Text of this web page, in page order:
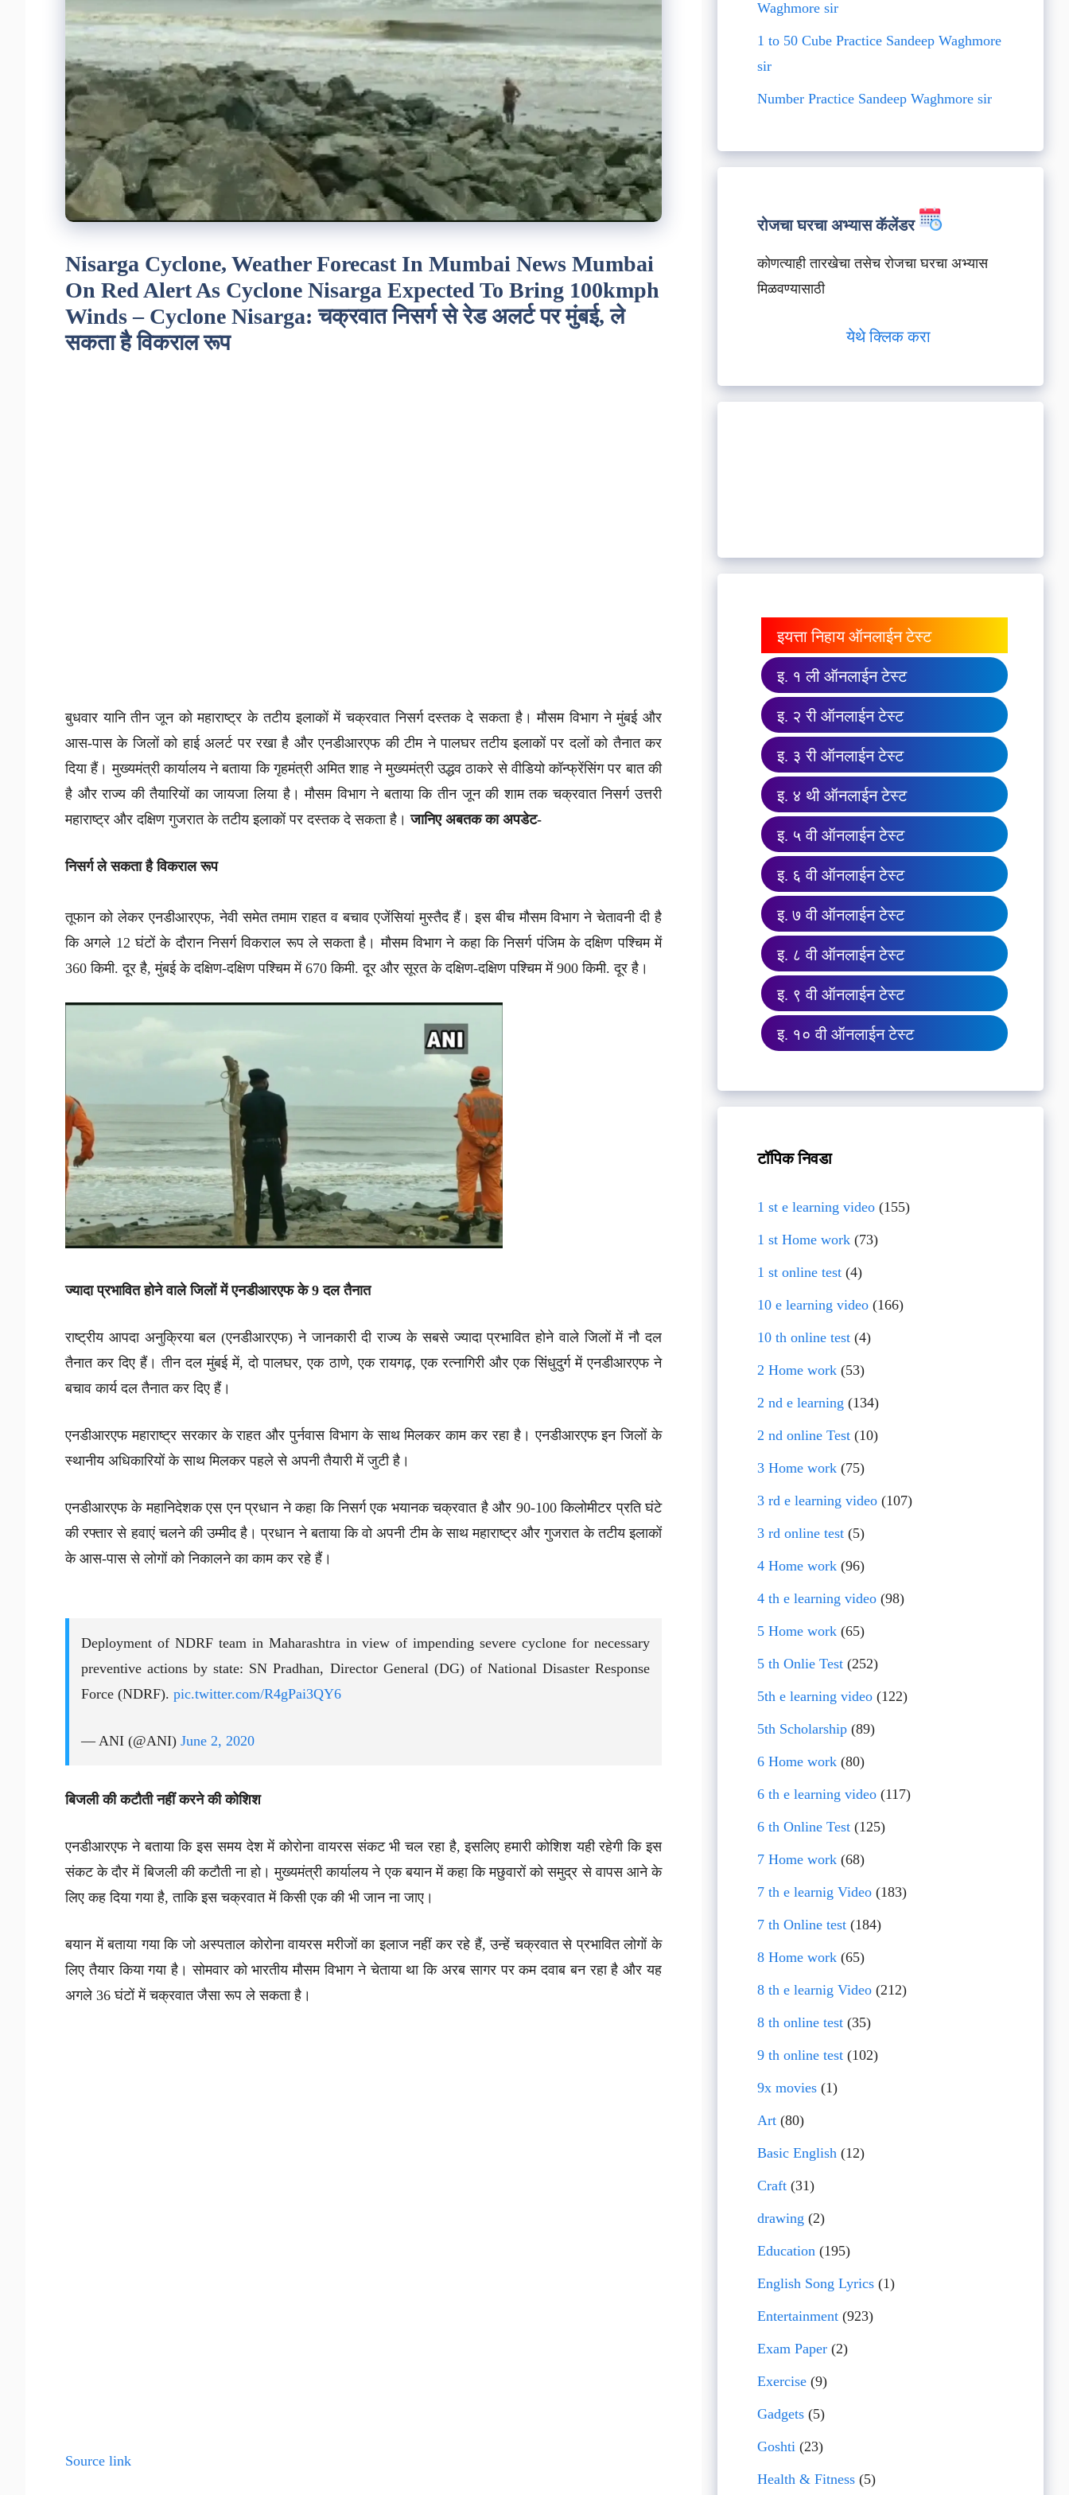
Nisarga Cyclone, Weather Forecast In Mumbai News Mumbai
On Red Alert As Cyclone Nisarga Expected To Bring 100kmph
Winds – Cyclone Nisarga: चक्रवात निसर्ग से रेड अलर्ट पर मुंबई, ले
सकता है विकराल रूप
बुधवार यानि तीन जून को महाराष्ट्र के तटीय इलाकों में चक्रवात निसर्ग दस्तक दे सकता है। मौसम विभाग ने मुंबई और
आस-पास के जिलों को हाई अलर्ट पर रखा है और एनडीआरएफ की टीम ने पालघर तटीय इलाकों पर दलों को तैनात कर
दिया हैं। मुख्यमंत्री कार्यालय ने बताया कि गृहमंत्री अमित शाह ने मुख्यमंत्री उद्धव ठाकरे से वीडियो कॉन्फ्रेंसिंग पर बात की
है और राज्य की तैयारियों का जायजा लिया है। मौसम विभाग ने बताया कि तीन जून की शाम तक चक्रवात निसर्ग उत्तरी
महाराष्ट्र और दक्षिण गुजरात के तटीय इलाकों पर दस्तक दे सकता है।जानिए अबतक का अपडेट-
निसर्ग ले सकता है विकराल रूप
तूफान को लेकर एनडीआरएफ, नेवी समेत तमाम राहत व बचाव एजेंसियां मुस्तैद हैं। इस बीच मौसम विभाग ने चेतावनी दी है
कि अगले 12 घंटों के दौरान निसर्ग विकराल रूप ले सकता है। मौसम विभाग ने कहा कि निसर्ग पंजिम के दक्षिण पश्चिम में
360 किमी. दूर है, मुंबई के दक्षिण-दक्षिण पश्चिम में 670 किमी. दूर और सूरत के दक्षिण-दक्षिण पश्चिम में 900 किमी. दूर है।
ज्यादा प्रभावित होने वाले जिलों में एनडीआरएफ के 9 दल तैनात
राष्ट्रीय आपदा अनुक्रिया बल (एनडीआरएफ) ने जानकारी दी राज्य के सबसे ज्यादा प्रभावित होने वाले जिलों में नौ दल
तैनात कर दिए हैं। तीन दल मुंबई में, दो पालघर, एक ठाणे, एक रायगढ़, एक रत्नागिरी और एक सिंधुदुर्ग में एनडीआरएफ ने
बचाव कार्य दल तैनात कर दिए हैं।
एनडीआरएफ महाराष्ट्र सरकार के राहत और पुर्नवास विभाग के साथ मिलकर काम कर रहा है। एनडीआरएफ इन जिलों के
स्थानीय अधिकारियों के साथ मिलकर पहले से अपनी तैयारी में जुटी है।
एनडीआरएफ के महानिदेशक एस एन प्रधान ने कहा कि निसर्ग एक भयानक चक्रवात है और 90-100 किलोमीटर प्रति घंटे
की रफ्तार से हवाएं चलने की उम्मीद है। प्रधान ने बताया कि वो अपनी टीम के साथ महाराष्ट्र और गुजरात के तटीय इलाकों
के आस-पास से लोगों को निकालने का काम कर रहे हैं।
Deployment of NDRF team in Maharashtra in view of impending severe cyclone for necessary
preventive actions by state: SN Pradhan, Director General (DG) of National Disaster Response
Force (NDRF). pic.twitter.com/R4gPai3QY6
— ANI (@ANI) June 2, 2020
बिजली की कटौती नहीं करने की कोशिश
एनडीआरएफ ने बताया कि इस समय देश में कोरोना वायरस संकट भी चल रहा है, इसलिए हमारी कोशिश यही रहेगी कि इस
संकट के दौर में बिजली की कटौती ना हो। मुख्यमंत्री कार्यालय ने एक बयान में कहा कि मछुवारों को समुद्र से वापस आने के
लिए कह दिया गया है, ताकि इस चक्रवात में किसी एक की भी जान ना जाए।
बयान में बताया गया कि जो अस्पताल कोरोना वायरस मरीजों का इलाज नहीं कर रहे हैं, उन्हें चक्रवात से प्रभावित लोगों के
लिए तैयार किया गया है। सोमवार को भारतीय मौसम विभाग ने चेताया था कि अरब सागर पर कम दवाब बन रहा है और यह
अगले 36 घंटों में चक्रवात जैसा रूप ले सकता है।
Source link
Waghmore sir
1 to 50 Cube Practice Sandeep Waghmore
sir
Number Practice Sandeep Waghmore sir
रोजचा घरचा अभ्यास कॅलेंडर
कोणत्याही तारखेचा तसेच रोजचा घरचा अभ्यास
मिळवण्यासाठी
येथे क्लिक करा
इयत्ता निहाय ऑनलाईन टेस्ट
इ. १ ली ऑनलाईन टेस्ट
इ. २ री ऑनलाईन टेस्ट
इ. ३ री ऑनलाईन टेस्ट
इ. ४ थी ऑनलाईन टेस्ट
इ. ५ वी ऑनलाईन टेस्ट
इ. ६ वी ऑनलाईन टेस्ट
इ. ७ वी ऑनलाईन टेस्ट
इ. ८ वी ऑनलाईन टेस्ट
इ. ९ वी ऑनलाईन टेस्ट
इ. १० वी ऑनलाईन टेस्ट
टॉपिक निवडा
1 st e learning video (155)
1 st Home work (73)
1 st online test (4)
10 e learning video (166)
10 th online test (4)
2 Home work (53)
2 nd e learning (134)
2 nd online Test (10)
3 Home work (75)
3 rd e learning video (107)
3 rd online test (5)
4 Home work (96)
4 th e learning video (98)
5 Home work (65)
5 th Onlie Test (252)
5th e learning video (122)
5th Scholarship (89)
6 Home work (80)
6 th e learning video (117)
6 th Online Test (125)
7 Home work (68)
7 th e learnig Video (183)
7 th Online test (184)
8 Home work (65)
8 th e learnig Video (212)
8 th online test (35)
9 th online test (102)
9x movies (1)
Art (80)
Basic English (12)
Craft (31)
drawing (2)
Education (195)
English Song Lyrics (1)
Entertainment (923)
Exam Paper (2)
Exercise (9)
Gadgets (5)
Goshti (23)
Health & Fitness (5)